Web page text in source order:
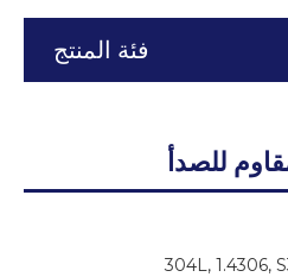
فئة المنتج
للصدأ
304L, 1.4306,